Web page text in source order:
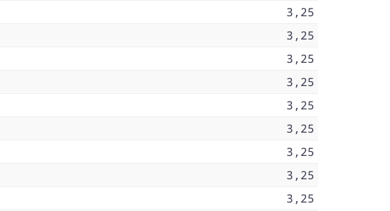
3,25
3,25
3,25
3,25
3,25
3,25
3,25
3,25
3,25